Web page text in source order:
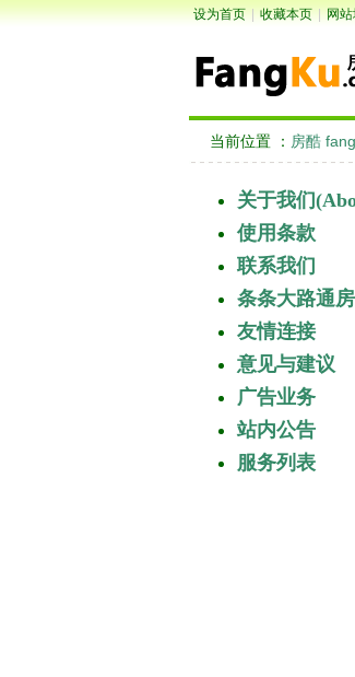
设为首页 | 收藏本页 | 网
当前位置 ： 房酷
关于我们
使用条款
联系我们
条条大路通
友情连接
意见与建议
广告业务
站内公告
服务列表